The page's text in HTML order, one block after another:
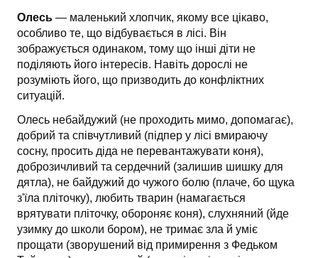
Олесь — маленький хлопчик, якому все цікаво,
особливо те, що відбувається в лісі. Він
зображується одинаком, тому що інші діти не
поділяють його інтересів. Навіть дорослі не
розуміють його, що призводить до конфліктних
ситуацій.
Олесь небайдужий (не проходить мимо, допомагає),
добрий та співчутливий (підпер у лісі вмираючу
сосну, просить діда не перевантажувати коня),
доброзичливий та сердечний (залишив шишку для
дятла), не байдужий до чужого болю (плаче, бо щука
з'їла пліточку), любить тварин (намагається
врятувати пліточку, обороняє коня), слухняний (йде
узимку до школи бором), не тримає зла й уміє
прощати (зворушений від примирення з Федьком